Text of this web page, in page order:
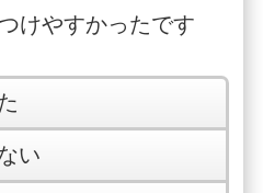
けやすかったです
い